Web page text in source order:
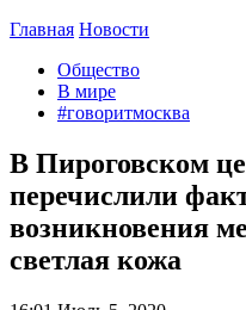
Главная Новости
Общество
В мире
#говоритмосква
В Пироговском
перечислили
возникновения
светлая кожа